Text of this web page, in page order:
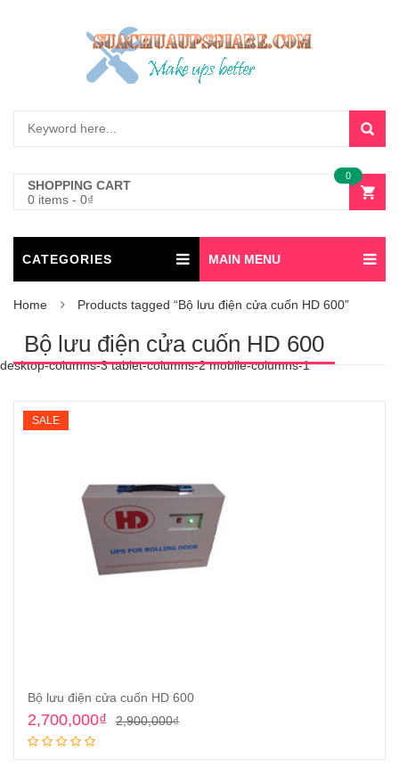
SHOPPING CART
0 items - 0₫
0
CATEGORIES MAIN MENU
Home Products tagged “Bộ lưu điện cửa cuốn HD 600”
Bộ lưu điện cửa cuốn HD 600
desktop-columns-3 tablet-columns-2 mobile-columns-1
SALE
Bộ lưu điện cửa cuốn HD 600
2,900,000₫Original
2,700,000₫
Current